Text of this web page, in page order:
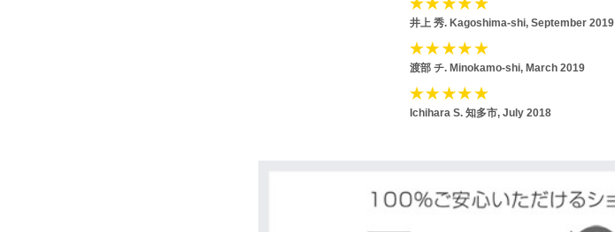
井上 秀.Kagoshima-shi, September 2019
渡部 チ.Minokamo-shi, March 2019
Ichihara S.知多市, July 2018